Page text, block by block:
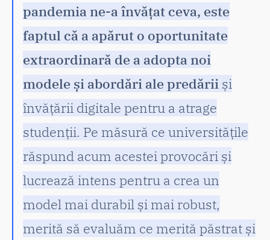
pandemia ne-a învățat ceva, este
faptul că a apărut o oportunitate
extraordinară de a adopta noi
modele și abordări ale predării și
învățării digitale pentru a atrage
studenții. Pe măsură ce universitățile
răspund acum acestei provocări și
lucrează intens pentru a crea un
model mai durabil și mai robust,
merită să evaluăm ce merită păstrat și